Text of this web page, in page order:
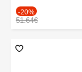
-20%
51.64€